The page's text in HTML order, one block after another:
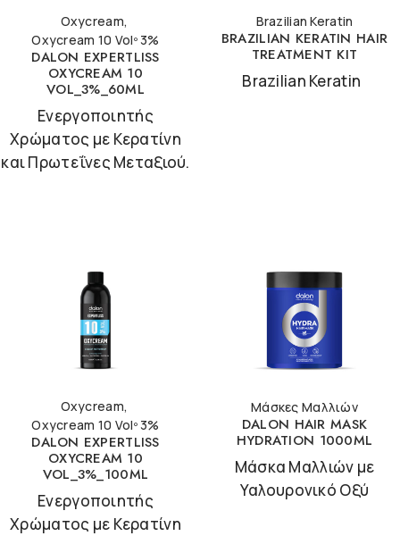
Oxycream,
Oxycream 10 Volº 3%
DALON EXPERTLISS
OXYCREAM 10
VOL_3%_60ML
Ενεργοποιητής
Χρώματος με Κερατίνη
και Πρωτεΐνες Μεταξιού.
Brazilian Keratin
BRAZILIAN KERATIN HAIR
TREATMENT KIT
Brazilian Keratin
Oxycream,
Oxycream 10 Volº 3%
DALON EXPERTLISS
OXYCREAM 10
VOL_3%_100ML
Ενεργοποιητής
Χρώματος με Κερατίνη
Μάσκες Μαλλιών
DALON HAIR MASK
HYDRATION 1000ML
Μάσκα Μαλλιών με
Υαλουρονικό Οξύ